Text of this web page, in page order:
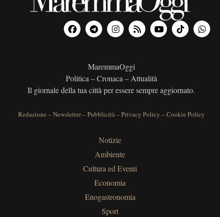
MaremmaOggi
Politica – Cronaca – Attualità
Il giornale della tua città per essere sempre aggiornato.
Redazione –Newsletter–Pubblicità–Privacy Policy –Cookie Policy
Notizie
Ambiente
Cultura ed Eventi
Economia
Enogastronomia
Sport